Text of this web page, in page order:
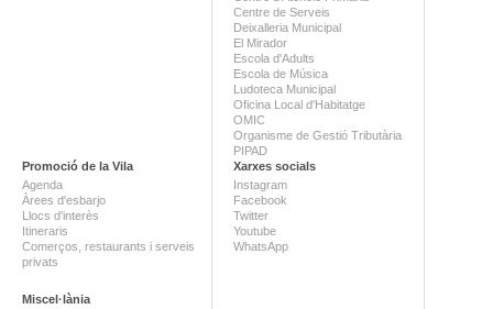
Centre de Serveis
Deixalleria Municipal
El Mirador
Escola d'Adults
Escola de Música
Ludoteca Municipal
Oficina Local d'Habitatge
OMIC
Organisme de Gestió Tributària
PIPAD
Promoció de la Vila
Agenda
Àrees d'esbarjo
Llocs d'interès
Itineraris
Comerços, restaurants i serveis
privats
Miscel·lània
Xarxes socials
Instagram
Facebook
Twitter
Youtube
WhatsApp